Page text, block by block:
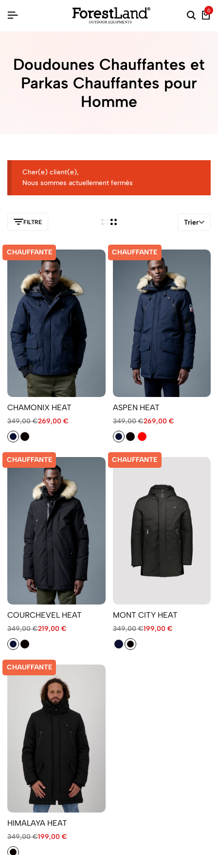
0
Doudounes Chauffantes et
Parkas Chauffantes pour
Homme
Cher(e) client(e),
Nous sommes actuellement fermés
FILTRE Trier
CHAUFFANTE
CHAMONIX HEAT
349,00€269,00 €
CHAUFFANTE
ASPEN HEAT
349,00€269,00 €
CHAUFFANTE
COURCHEVEL HEAT
349,00€219,00 €
CHAUFFANTE
MONT CITY HEAT
349,00€199,00 €
CHAUFFANTE
HIMALAYA HEAT
349,00€199,00 €